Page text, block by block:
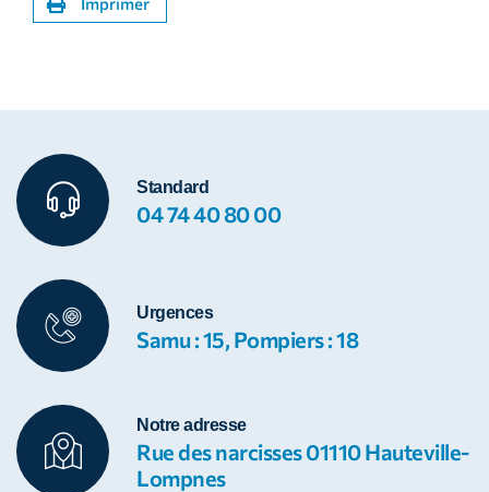
Standard
04 74 40 80 00
Urgences
Samu : 15, Pompiers : 18
Notre adresse
Rue des narcisses 01110 Hauteville-
Lompnes